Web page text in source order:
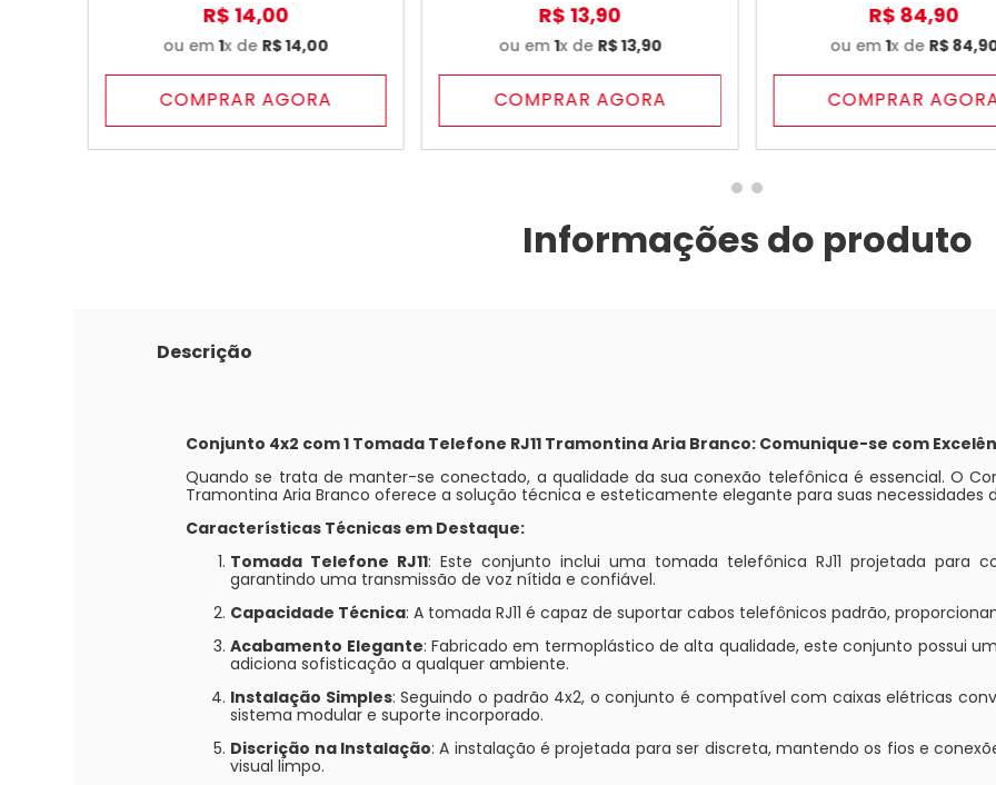
R$ 14,00
ou em1x de R$14,00
COMPRAR AGORA
R$ 13,90
ou em1x de R$13,90
COMPRAR AGORA
R$ 84,90
ou em1x de R$84,
COMPRAR
Informações do produto
Descrição
Conjunto 4x2 com 1 Tomada Telefone RJ11 Tramontina Aria Branco: Comunique-se com
Quando se trata de manter-se conectado, a qualidade da sua conexão telefônica é essencial. O
Tramontina Aria Branco oferece a solução técnica e esteticamente elegante para suas necessidades
Características Técnicas em Destaque:
Tomada Telefone RJ11: Este conjunto inclui uma tomada telefônica RJ11 projetada para
garantindo uma transmissão de voz nítida e confiável.
Capacidade Técnica: A tomada RJ11 é capaz de suportar cabos telefônicos padrão,
Acabamento Elegante: Fabricado em termoplástico de alta qualidade, este conjunto possui
adiciona sofisticação a qualquer ambiente.
Instalação Simples: Seguindo o padrão 4x2, o conjunto é compatível com caixas elétricas
sistema modular e suporte incorporado.
Discrição na Instalação: A instalação é projetada para ser discreta, mantendo os fios e
visual limpo.